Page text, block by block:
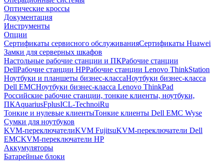
Оптические кроссы
Документация
Инструменты
Опции
Сертификаты сервисного обслуживанияСертификаты Huawei
Замки для серверных шкафов
Настольные рабочие станции и ПКРабочие станции
DellРабочие станции HPРабочие станции Lenovo ThinkStation
Ноутбуки и планшеты бизнес-классаНоутбуки бизнес-класса
Dell EMCНоутбуки бизнес-класса Lenovo ThinkPad
Российские рабочие станции, тонкие клиенты, ноутбуки,
ПКAquariusFplusICL-TechnoiRu
Тонкие и нулевые клиентыТонкие клиенты Dell EMC Wyse
Сумки для ноутбуков
KVM-переключателиKVM FujitsuKVM-переключатели Dell
EMCKVM-переключатели HP
Аккумуляторы
Батарейные блоки